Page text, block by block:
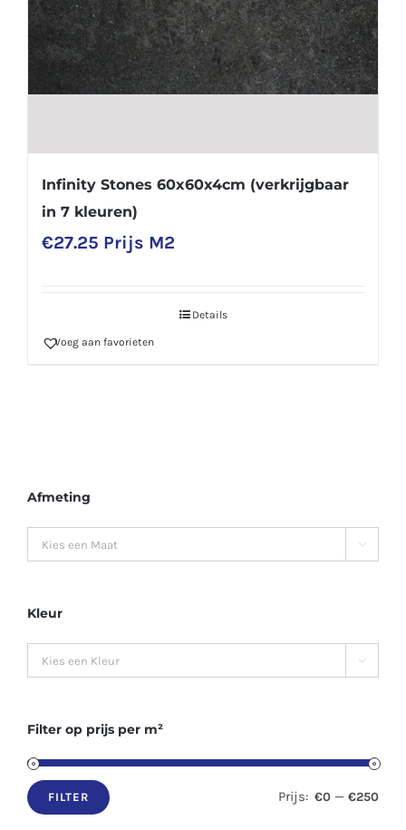
Infinity Stones 60x60x4cm (verkrijgbaar
in 7 kleuren)
€27.25 Prijs M2
Details
Voeg aan favorieten
Afmeting

Kleur

Filter op prijs per m²
Min.
Max.
FILTER Prijs: €0 — €250